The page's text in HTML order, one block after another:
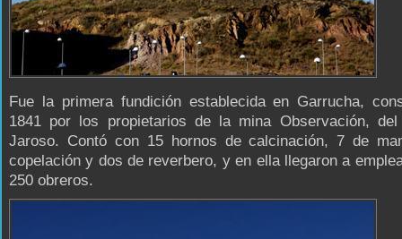
Fue la primera fundición establecida en Garrucha,
1841 por los propietarios de la mina Observación, del
Jaroso. Contó con 15 hornos de calcinación, 7 de
copelación y dos de reverbero, y en ella llegaron a
250 obreros.